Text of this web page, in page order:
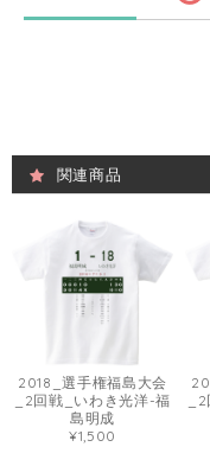
関連商品
2018_選手権福島大会
_2回戦_いわき光洋-福
島明成
¥1,500